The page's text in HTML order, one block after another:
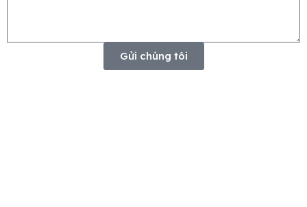
Gửi chúng tôi